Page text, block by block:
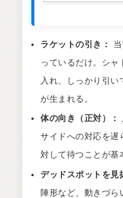
ラケットの引き：
っているだけ。シャ
入れ、しっかり引
が生まれる。
体の向き（正対）：
サイドへの対応を遅
対して待つことが基
デッドスポットを見
陣形など、動きづら